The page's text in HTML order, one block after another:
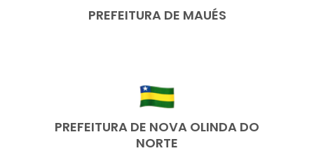
PREFEITURA DE MAUÉS
PREFEITURA DE NOVA OLINDA DO
NORTE